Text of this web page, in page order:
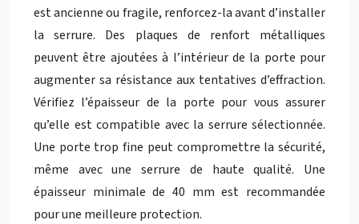
est ancienne ou fragile, renforcez-la avant d’installer
la serrure. Des plaques de renfort métalliques
peuvent être ajoutées à l’intérieur de la porte pour
augmenter sa résistance aux tentatives d’effraction.
Vérifiez l’épaisseur de la porte pour vous assurer
qu’elle est compatible avec la serrure sélectionnée.
Une porte trop fine peut compromettre la sécurité,
même avec une serrure de haute qualité. Une
épaisseur minimale de 40 mm est recommandée
pour une meilleure protection.